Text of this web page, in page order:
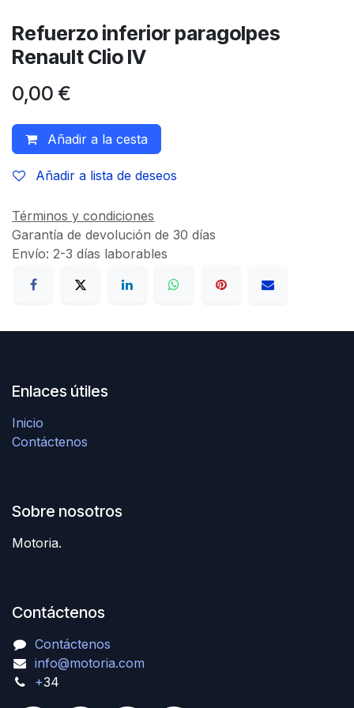
Refuerzo inferior paragolpes
Renault Clio IV
0,00 €
Añadir a la cesta
Añadir a lista de deseos
Términos y condiciones
Garantía de devolución de 30 días
Envío: 2-3 días laborables
Enlaces útiles
Inicio
Contáctenos
Sobre nosotros
Motoria.
Contáctenos
Contáctenos
info@motoria.com
+34